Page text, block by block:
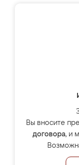
Вы вносите
договора, и